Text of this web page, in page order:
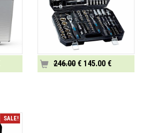
246.00 € 145.00 €
SALE!